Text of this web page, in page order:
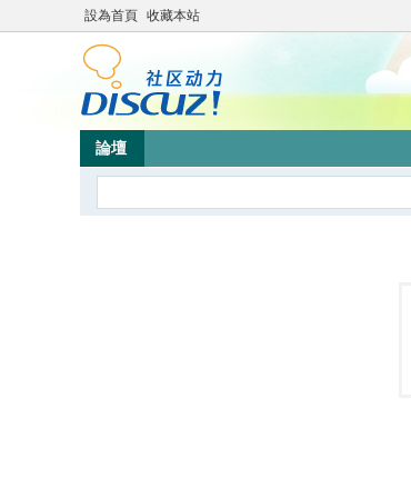
設為首頁 收藏本站
論壇